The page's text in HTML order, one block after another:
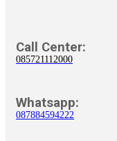
Call Center:
085721112000
Whatsapp:
087884594222